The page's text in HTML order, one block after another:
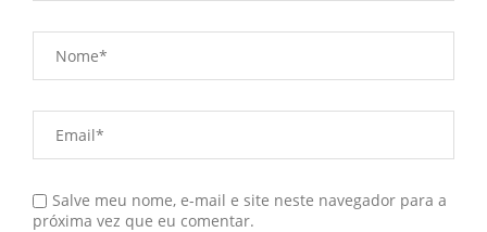
Salve meu nome, e-mail e site neste navegador para a
próxima vez que eu comentar.